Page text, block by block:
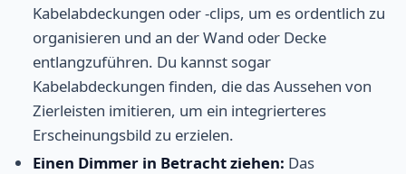
Kabelabdeckungen oder -clips, um es ordentlich zu
organisieren und an der Wand oder Decke
entlangzuführen. Du kannst sogar
Kabelabdeckungen finden, die das Aussehen von
Zierleisten imitieren, um ein integrierteres
Erscheinungsbild zu erzielen.
Einen Dimmer in Betracht ziehen: Das